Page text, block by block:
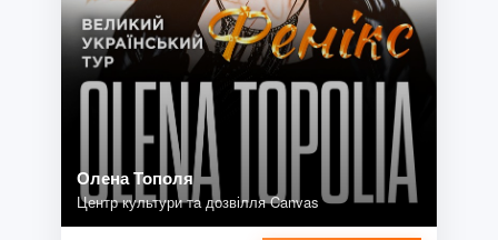
Олена Тополя
Центр культури та дозвілля Canvas